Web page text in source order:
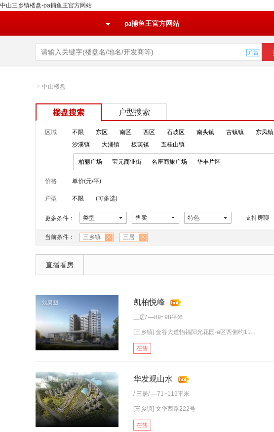
中山三乡镇楼盘-pa捕鱼王官方网站
pa捕鱼王官方网站
> 中山楼盘
楼盘搜索 户型搜索
区域 不限 东区 南区 西区 石岐区 南头镇 古镇镇 东凤镇
沙溪镇
大涌镇 板芙镇 五桂山镇
柏丽广场 宝元商业街 名座商旅广场 华丰片区
价格 单价(元/平)
户型 不限 (可多选)
更多条件： 类型 售卖 特色 支持房聊
当前条件： 三乡镇 三居
直播看房
凯柏悦峰
三居/ —89~98平米
[三乡镇] 金谷大道怡福阳光花园-a区西侧约11...
在售
华发观山水
/ 三居/ —71~119平米
[三乡镇] 文华西路222号
在售